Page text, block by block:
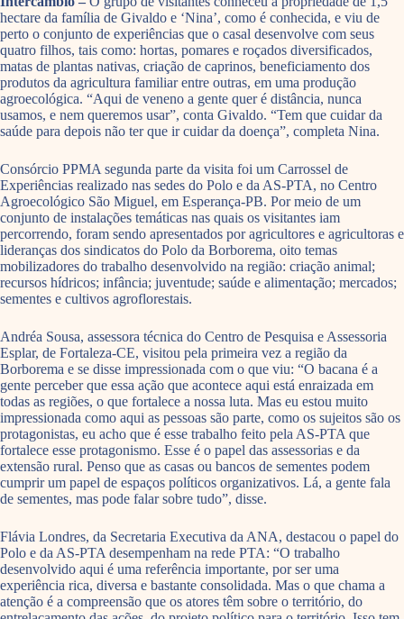
hectare da família de Givaldo e ‘Nina’, como é conhecida, e viu de
perto o conjunto de experiências que o casal desenvolve com seus
quatro filhos, tais como: hortas, pomares e roçados diversificados,
matas de plantas nativas, criação de caprinos, beneficiamento dos
produtos da agricultura familiar entre outras, em uma produção
agroecológica. “Aqui de veneno a gente quer é distância, nunca
usamos, e nem queremos usar”, conta Givaldo. “Tem que cuidar da
saúde para depois não ter que ir cuidar da doença”, completa Nina.
Consórcio PPMA segunda parte da visita foi um Carrossel de
Experiências realizado nas sedes do Polo e da AS-PTA, no Centro
Agroecológico São Miguel, em Esperança-PB. Por meio de um
conjunto de instalações temáticas nas quais os visitantes iam
percorrendo, foram sendo apresentados por agricultores e agricultoras e
lideranças dos sindicatos do Polo da Borborema, oito temas
mobilizadores do trabalho desenvolvido na região: criação animal;
recursos hídricos; infância; juventude; saúde e alimentação; mercados;
sementes e cultivos agroflorestais.
Andréa Sousa, assessora técnica do Centro de Pesquisa e Assessoria
Esplar, de Fortaleza-CE, visitou pela primeira vez a região da
Borborema e se disse impressionada com o que viu: “O bacana é a
gente perceber que essa ação que acontece aqui está enraizada em
todas as regiões, o que fortalece a nossa luta. Mas eu estou muito
impressionada como aqui as pessoas são parte, como os sujeitos são os
protagonistas, eu acho que é esse trabalho feito pela AS-PTA que
fortalece esse protagonismo. Esse é o papel das assessorias e da
extensão rural. Penso que as casas ou bancos de sementes podem
cumprir um papel de espaços políticos organizativos. Lá, a gente fala
de sementes, mas pode falar sobre tudo”, disse.
Flávia Londres, da Secretaria Executiva da ANA, destacou o papel do
Polo e da AS-PTA desempenham na rede PTA: “O trabalho
desenvolvido aqui é uma referência importante, por ser uma
experiência rica, diversa e bastante consolidada. Mas o que chama a
atenção é a compreensão que os atores têm sobre o território, do